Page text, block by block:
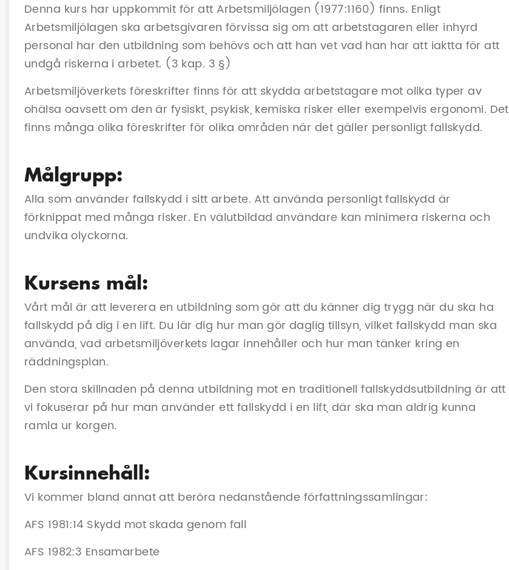
Denna kurs har uppkommit för att Arbetsmiljölagen (1977:1160) finns. Enligt
Arbetsmiljölagen ska arbetsgivaren förvissa sig om att arbetstagaren eller inhyrd
personal har den utbildning som behövs och att han vet vad han har att iaktta för att
undgå riskerna i arbetet. (3 kap. 3 §)
Arbetsmiljöverkets föreskrifter finns för att skydda arbetstagare mot olika typer av
ohälsa oavsett om den är fysiskt, psykisk, kemiska risker eller exempelvis ergonomi. Det
finns många olika föreskrifter för olika områden när det gäller personligt fallskydd.
Målgrupp:
Alla som använder fallskydd i sitt arbete. Att använda personligt fallskydd är
förknippat med många risker. En välutbildad användare kan minimera riskerna och
undvika olyckorna.
Kursens mål:
Vårt mål är att leverera en utbildning som gör att du känner dig trygg när du ska ha
fallskydd på dig i en lift. Du lär dig hur man gör daglig tillsyn, vilket fallskydd man ska
använda, vad arbetsmiljöverkets lagar innehåller och hur man tänker kring en
räddningsplan.
Den stora skillnaden på denna utbildning mot en traditionell fallskyddsutbildning är att
vi fokuserar på hur man använder ett fallskydd i en lift, där ska man aldrig kunna
ramla ur korgen.
Kursinnehåll:
Vi kommer bland annat att beröra nedanstående författningssamlingar:
AFS 1981:14 Skydd mot skada genom fall
AFS 1982:3 Ensamarbete